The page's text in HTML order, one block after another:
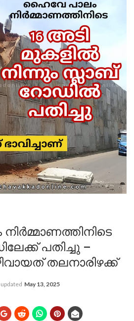
പതിച്ചു –
തലനാരിഴക്ക്
updated May 13, 2025